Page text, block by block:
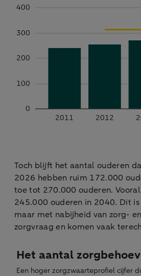
Toch blijft het aantal ouderen
2026 hebben ruim 172.000
toe tot 270.000 ouderen.
245.000 ouderen in 2040. Dit
maar met nabijheid van zorg-
zorgvraag en komen vaak